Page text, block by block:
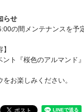
ーン
ター
ーン
らせ
の間メンテナンスを予
ント『桜色のアルマンド
お楽しみください。